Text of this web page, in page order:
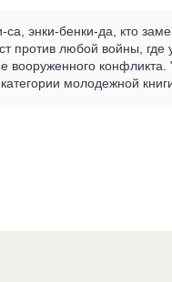
энки-бенки-да, кто
любой войны, где
вооруженного
молодежной